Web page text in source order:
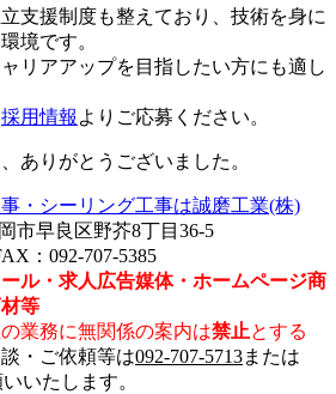
支援制度も整えており、技術を身に
境です。
リアアップを目指したい方にも適し
採用情報 よりご応募ください。
ありがとうございました。
・シーリング工事は誠磨工業(株)
市早良区野芥8丁目36-5
：092-707-5385
ル・求人広告媒体・ホームページ商
等
業務に無関係の案内は禁止とする
・ご依頼等は092-707-5713または
いたします。